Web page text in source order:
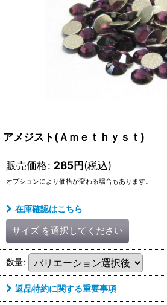
アメジスト(Ａｍｅｔｈｙｓｔ)
販売価格: 285円(税込)
オプションにより価格が変わる場合もあります。
在庫確認はこちら
サイズ を選択してください
数量:
返品特約に関する重要事項